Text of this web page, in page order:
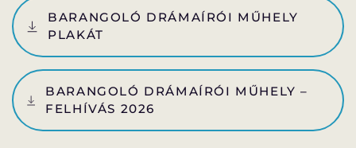
GYAKORI KÉRDÉSEK
ELŐADÁSOK
BARANGOLÓ DRÁMAÍRÓI MŰHELY
PLAKÁT
BARANGOLÓ DRÁMAÍRÓI MŰHELY –
FELHÍVÁS 2026